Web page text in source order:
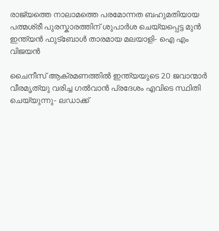
രാജ്യത്തെ നാലാമത്തെ പരമോന്നത ബഹുമതിയായ
പത്മശ്രീ പുരസ്കാരത്തിന് ശുപാർശ ചെയ്യപ്പെട്ട മുൻ
ഇന്ത്യൻ ഫുട്ബോൾ താരമായ മലയാളി- ഐ എം
വിജയൻ
ചൈനീസ് ആക്രമണത്തിൽ ഇന്ത്യയുടെ 20 ജവാന്മാർ
വീരമൃത്യു വരിച്ച ഗൽവാൻ പ്രദേശം എവിടെ സ്ഥിതി
ചെയ്യുന്നു- ലഡാക്ക്